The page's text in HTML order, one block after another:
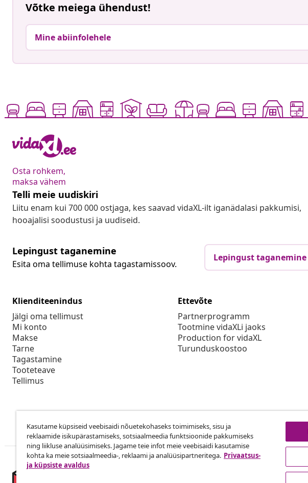
Võtke meiega ühendust!
Mine abiinfolehele
Osta rohkem,
maksa vähem
Telli meie uudiskiri
Liitu enam kui 700 000 ostjaga, kes saavad vidaXL-ilt iganädalasi pakkumisi,
hooajalisi soodustusi ja uudiseid.
Lepingust taganemine
Esita oma tellimuse kohta tagastamissoov.
Lepingust taganemine
Klienditeenindus
Jälgi oma tellimust
Mi konto
Makse
Tarne
Tagastamine
Tooteteave
Tellimus
Ettevõte
Partnerprogramm
Tootmine vidaXLi jaoks
Production for vidaXL
Turunduskoostoo
Kasutame küpsiseid veebisaidi nõuetekohaseks toimimiseks, sisu ja
reklaamide isikupärastamiseks, sotsiaalmeedia funktsioonide pakkumiseks
ning liikluse analüüsimiseks. Jagame teie infot meie veebisaidi kasutamise
kohta ka meie sotsiaalmeedia-, reklaami ja analüüsipartneritega. Privaatsus-
ja küpsiste avaldus